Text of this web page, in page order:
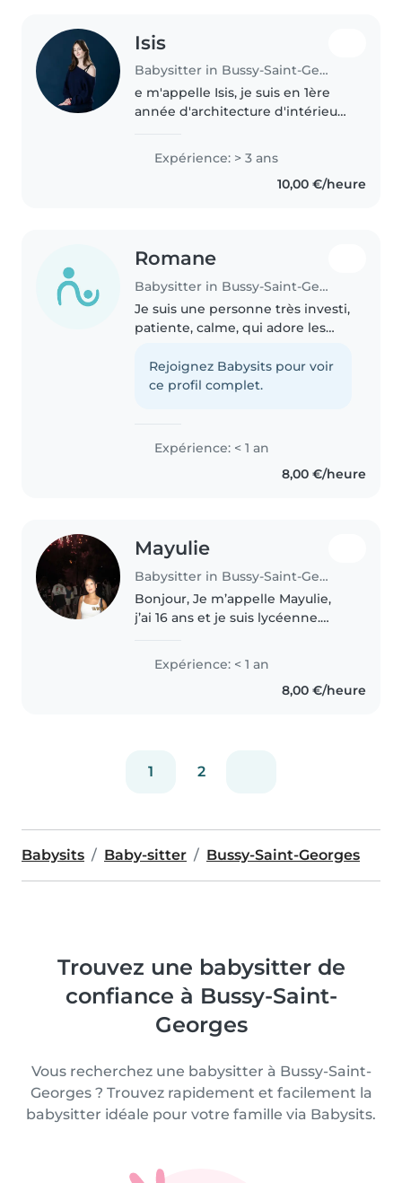
Isis
Babysitter in Bussy-Saint-Georges
e m'appelle Isis, je suis en 1ère
année d'architecture d'intérieur.
je dispose d'une voiture. Je suis
dynamique et j'encadre depuis 3
Expérience: > 3 ans
10,00 €/heure
Romane
Babysitter in Bussy-Saint-Georges
Je suis une personne très investi,
patiente, calme, qui adore les
occuper. Je souhaite aider au
mieux vos enfants pour leurs
Rejoignez Babysits pour voir
ce profil complet.
Expérience: < 1 an
8,00 €/heure
Mayulie
Babysitter in Bussy-Saint-Georges
Bonjour, Je m’appelle Mayulie,
j’ai 16 ans et je suis lycéenne.
j’aimerais proposer mes services
de baby-sitting à Bussy-Saint-
Georges et dans les environs...
Expérience: < 1 an
8,00 €/heure
1 2
Babysits Baby-sitter Bussy-Saint-Georges
Trouvez une babysitter de
confiance à Bussy-Saint-
Georges
Vous recherchez une babysitter à Bussy-Saint-
Georges ? Trouvez rapidement et facilement la
babysitter idéale pour votre famille via Babysits.